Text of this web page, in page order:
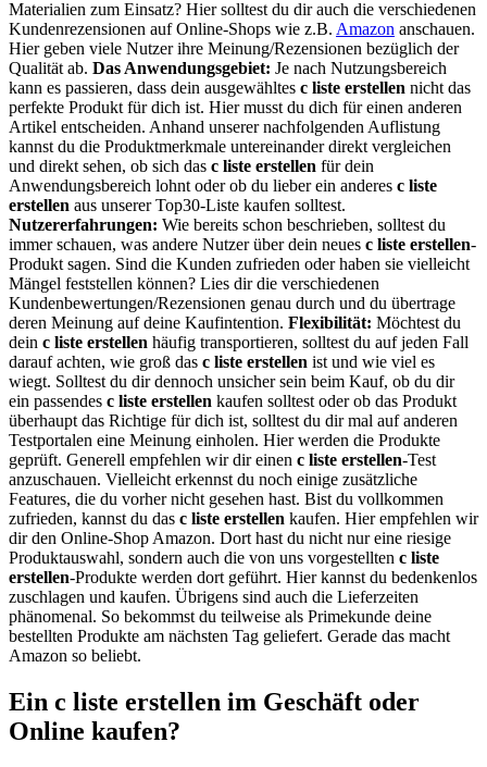
Materialien zum Einsatz? Hier solltest du dir auch die verschiedenen
Kundenrezensionen auf Online-Shops wie z.B. Amazon anschauen.
Hier geben viele Nutzer ihre Meinung/Rezensionen bezüglich der
Qualität ab. Das Anwendungsgebiet: Je nach Nutzungsbereich
kann es passieren, dass dein ausgewähltes c liste erstellen nicht das
perfekte Produkt für dich ist. Hier musst du dich für einen anderen
Artikel entscheiden. Anhand unserer nachfolgenden Auflistung
kannst du die Produktmerkmale untereinander direkt vergleichen
und direkt sehen, ob sich das c liste erstellen für dein
Anwendungsbereich lohnt oder ob du lieber ein anderes c liste
erstellen aus unserer Top30-Liste kaufen solltest.
Nutzererfahrungen: Wie bereits schon beschrieben, solltest du
immer schauen, was andere Nutzer über dein neues c liste erstellen-
Produkt sagen. Sind die Kunden zufrieden oder haben sie vielleicht
Mängel feststellen können? Lies dir die verschiedenen
Kundenbewertungen/Rezensionen genau durch und du übertrage
deren Meinung auf deine Kaufintention. Flexibilität: Möchtest du
dein c liste erstellen häufig transportieren, solltest du auf jeden Fall
darauf achten, wie groß das c liste erstellen ist und wie viel es
wiegt. Solltest du dir dennoch unsicher sein beim Kauf, ob du dir
ein passendes c liste erstellen kaufen solltest oder ob das Produkt
überhaupt das Richtige für dich ist, solltest du dir mal auf anderen
Testportalen eine Meinung einholen. Hier werden die Produkte
geprüft. Generell empfehlen wir dir einen c liste erstellen-Test
anzuschauen. Vielleicht erkennst du noch einige zusätzliche
Features, die du vorher nicht gesehen hast. Bist du vollkommen
zufrieden, kannst du das c liste erstellen kaufen. Hier empfehlen wir
dir den Online-Shop Amazon. Dort hast du nicht nur eine riesige
Produktauswahl, sondern auch die von uns vorgestellten c liste
erstellen-Produkte werden dort geführt. Hier kannst du bedenkenlos
zuschlagen und kaufen. Übrigens sind auch die Lieferzeiten
phänomenal. So bekommst du teilweise als Primekunde deine
bestellten Produkte am nächsten Tag geliefert. Gerade das macht
Amazon so beliebt.
Ein c liste erstellen im Geschäft oder
Online kaufen?